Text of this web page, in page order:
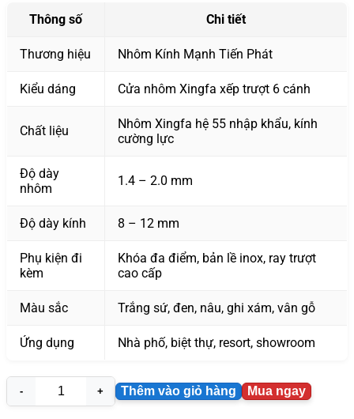
Thông số Chi tiết
Thương hiệu Nhôm Kính Mạnh Tiến Phát
Kiểu dáng Cửa nhôm Xingfa xếp trượt 6 cánh
Chất liệu
Nhôm Xingfa hệ 55 nhập khẩu, kính
cường lực
Độ dày
nhôm
1.4 – 2.0 mm
Độ dày kính 8 – 12 mm
Phụ kiện đi
kèm
Khóa đa điểm, bản lề inox, ray trượt
cao cấp
Màu sắc Trắng sứ, đen, nâu, ghi xám, vân gỗ
Ứng dụng Nhà phố, biệt thự, resort, showroom
Cửa
Thêm vào giỏ hàng Mua ngay